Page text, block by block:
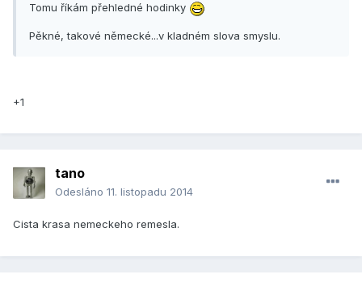
Tomu říkám přehledné hodinky
Pěkné, takové německé...v kladném slova smyslu.
+1
tano
Odesláno 11. listopadu 2014
Cista krasa nemeckeho remesla.